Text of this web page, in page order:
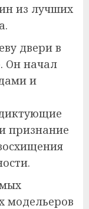
из лучших
двери в
Он начал
и
признание
модельеров